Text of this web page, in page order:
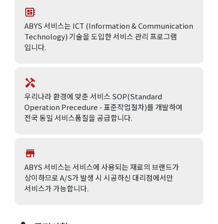
developer_board
ABYS 서비스는 ICT (Information & Communication
Technology) 기술을 도입한 서비스 관리 프로그램
입니다.
handyman
우리나라 환경에 맞춘 서비스 SOP(Standard
Operation Precedure - 표준작업절차)를 개발하여
전국 동일 서비스품질을 공급합니다.
store
ABYS 서비스는 서비스에 사용되는 재료의 브랜드가
상이하므로 A/S가 발생 시 시공하신 대리점에서만
서비스가 가능합니다.